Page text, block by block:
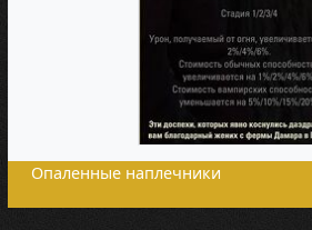
Опаленные наплечники